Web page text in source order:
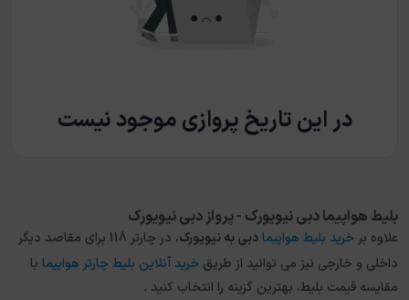
در این تاریخ پروازی موجود نیست
بلیط هواپیما دبی نیویورک - پرواز دبی نیویورک
علاوه بر خرید بلیط هواپیما دبیبهنیویورک
، در چارتر 118 برای مقاصد دیگر
داخلی و خارجی نیز می توانید از طریق خرید آنلاین بلیط چارتر هواپیما با
مقایسه قیمت بلیط، بهترین گزینه را انتخاب کنید .